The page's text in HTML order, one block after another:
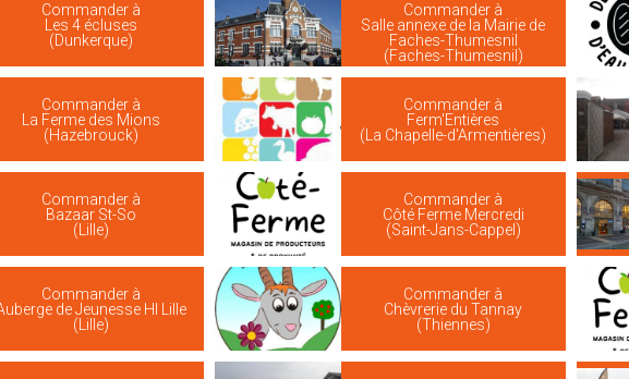
Commander à
Les 4 écluses
(Dunkerque)
Commander à
Salle annexe de la Mairie de
Faches-Thumesnil
(Faches-Thumesnil)
Commander à
La Ferme des Mions
(Hazebrouck)
Commander à
Ferm'Entières
(La Chapelle-d'Armentières)
Commander à
Bazaar St-So
(Lille)
Commander à
Côté Ferme Mercredi
(Saint-Jans-Cappel)
Commander à
de Jeunesse HI Lille
(Lille)
Commander à
Chèvrerie du Tannay
(Thiennes)